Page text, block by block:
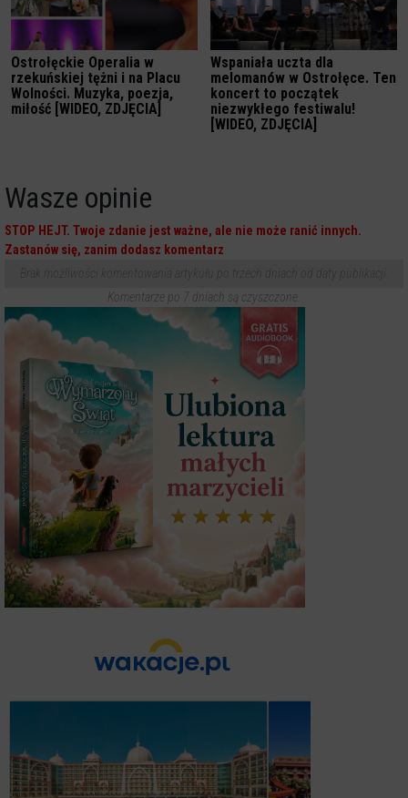
Ostrołęckie Operalia w
rzekuńskiej tężni i na Placu
Wolności. Muzyka, poezja,
miłość [WIDEO, ZDJĘCIA]
Wspaniała uczta dla
melomanów w Ostrołęce. Ten
koncert to początek
niezwykłego festiwalu!
[WIDEO, ZDJĘCIA]
Wasze opinie
STOP HEJT. Twoje zdanie jest ważne, ale nie może ranić innych.
Zastanów się, zanim dodasz komentarz
Komentarze po 7 dniach są czyszczone.